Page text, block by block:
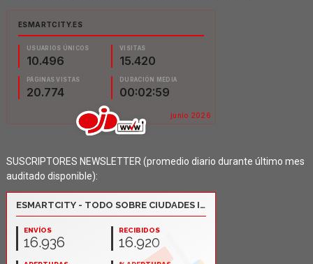
SUSCRIPTORES NEWSLETTER (promedio diario durante último mes
auditado disponible):